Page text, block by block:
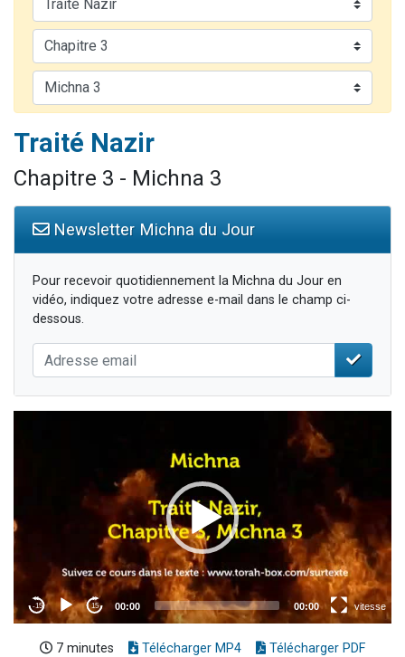
12 nouvelles musiques dans Torah-Box Music
3 personnes viennent de nous rejoindre sur WhatsApp
Traité Nazir
Chapitre 3 - Michna 3
Newsletter Michna du Jour
Pour recevoir quotidiennement la Michna du Jour en
vidéo, indiquez votre adresse e-mail dans le champ ci-
dessous.
7 minutes Télécharger MP4 Télécharger PDF